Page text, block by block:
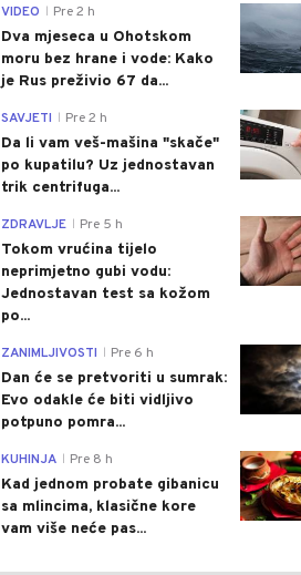
VIDEO Pre 2 h
Dva mjeseca u Ohotskom
moru bez hrane i vode: Kako
je Rus preživio 67 da...
SAVJETI Pre 2 h
Da li vam veš-mašina "skače"
po kupatilu? Uz jednostavan
trik centrifuga...
ZDRAVLJE Pre 5 h
Tokom vrućina tijelo
neprimjetno gubi vodu:
Jednostavan test sa kožom
po...
ZANIMLJIVOSTI Pre 6 h
Dan će se pretvoriti u sumrak:
Evo odakle će biti vidljivo
potpuno pomra...
KUHINJA Pre 8 h
Kad jednom probate gibanicu
sa mlincima, klasične kore
vam više neće pas...